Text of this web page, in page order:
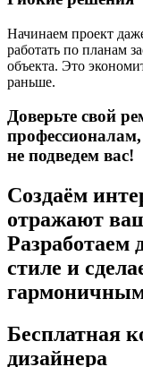
Начинаем проект
работать по планам
объекта. Это
раньше.
Доверьте свой
профессионалам,
не подведем вас!
Создаём
отражают
Разработаем
стиле и
Бесплатная
дизайнера